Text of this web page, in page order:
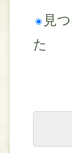
見
た